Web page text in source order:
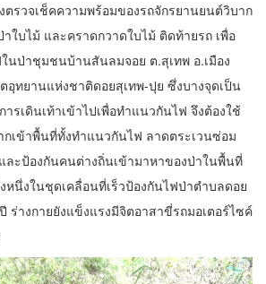
รวจเช็คความพร้อมของรถจักรยานยนต์วิบาก
าใบไม้ และคราดกวาดใบไม้ ติดท้ายรถ เพื่อ
นป่าชุมชนบ้านสันลมจอย ต.สุเทพ อ.เมือง
อุทยานแห่งชาติดอยสุเทพ-ปุย ซึ่งบางจุดเป็น
รเดินเท้าเข้าไปเพื่อทำแนวกันไฟ จึงต้องใช้
กเข้าพื้นที่ทั้งทำแนวกันไฟ ลาดตระเวนซ่อม
ะป้องกันคนต่างถิ่นเข้ามาหาของป่าในพื้นที่
หนึ่งในชุดเคลื่อนที่เร็วป้องกันไฟป่าตำบลดอย
ร่างกายยังแข็งแรงมีจิตอาสาขี่รถมอเตอร์ไซค์